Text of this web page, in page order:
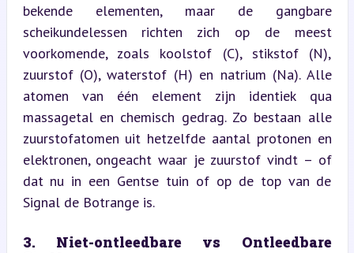
bekende elementen, maar de gangbare
scheikundelessen richten zich op de meest
voorkomende, zoals koolstof (C), stikstof (N),
zuurstof (O), waterstof (H) en natrium (Na). Alle
atomen van één element zijn identiek qua
massagetal en chemisch gedrag. Zo bestaan alle
zuurstofatomen uit hetzelfde aantal protonen en
elektronen, ongeacht waar je zuurstof vindt – of
dat nu in een Gentse tuin of op de top van de
Signal de Botrange is.
3. Niet-ontleedbare vs Ontleedbare